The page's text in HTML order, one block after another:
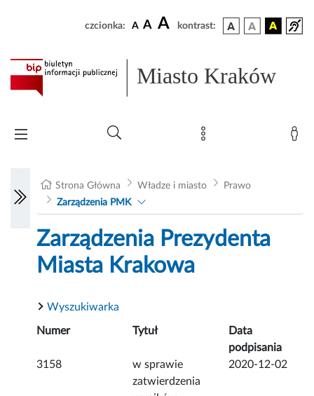
czcionka: A A A kontrast:
Miasto Kraków
Strona Główna Władze i miasto
Prawo
Zarządzenia PMK
Zarządzenia Prezydenta
Miasta Krakowa
Wyszukiwarka
Numer Tytuł
Data
podpisania
3158
w sprawie
zatwierdzenia
2020-12-02